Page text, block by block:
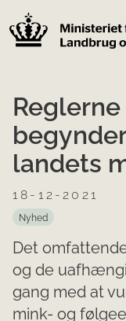
landets
18-12-2021
Nyhed
Det
og de
gang med at
mink- og